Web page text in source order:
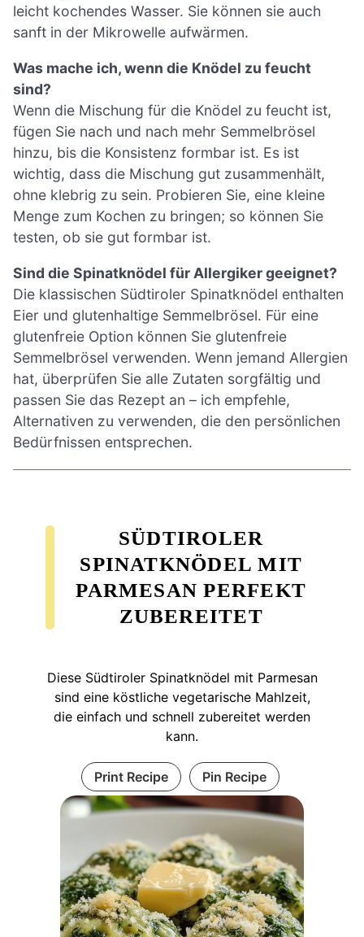
leicht kochendes Wasser. Sie können sie auch
sanft in der Mikrowelle aufwärmen.
Was mache ich, wenn die Knödel zu feucht
sind?
Wenn die Mischung für die Knödel zu feucht ist,
fügen Sie nach und nach mehr Semmelbrösel
hinzu, bis die Konsistenz formbar ist. Es ist
wichtig, dass die Mischung gut zusammenhält,
ohne klebrig zu sein. Probieren Sie, eine kleine
Menge zum Kochen zu bringen; so können Sie
testen, ob sie gut formbar ist.
Sind die Spinatknödel für Allergiker geeignet?
Die klassischen Südtiroler Spinatknödel enthalten
Eier und glutenhaltige Semmelbrösel. Für eine
glutenfreie Option können Sie glutenfreie
Semmelbrösel verwenden. Wenn jemand Allergien
hat, überprüfen Sie alle Zutaten sorgfältig und
passen Sie das Rezept an – ich empfehle,
Alternativen zu verwenden, die den persönlichen
Bedürfnissen entsprechen.
SÜDTIROLER
SPINATKNÖDEL MIT
PARMESAN PERFEKT
ZUBEREITET
Diese Südtiroler Spinatknödel mit Parmesan
sind eine köstliche vegetarische Mahlzeit,
die einfach und schnell zubereitet werden
kann.
Print Recipe Pin Recipe